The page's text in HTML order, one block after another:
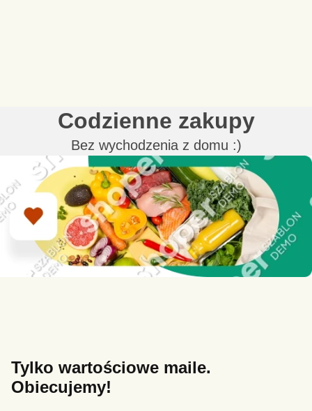
Codzienne zakupy
Bez wychodzenia z domu :)
Tylko wartościowe maile.
Obiecujemy!